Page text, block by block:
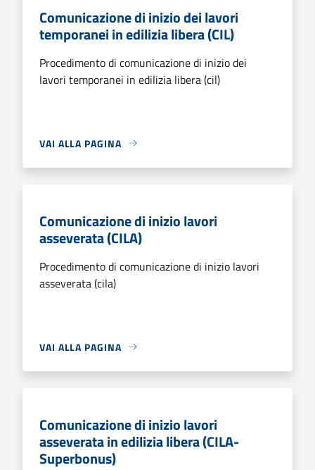
Comunicazione di inizio dei lavori
temporanei in edilizia libera (CIL)
Procedimento di comunicazione di inizio dei
lavori temporanei in edilizia libera (cil)
VAI ALLA PAGINA
Comunicazione di inizio lavori
asseverata (CILA)
Procedimento di comunicazione di inizio lavori
asseverata (cila)
VAI ALLA PAGINA
Comunicazione di inizio lavori
asseverata in edilizia libera (CILA-
Superbonus)